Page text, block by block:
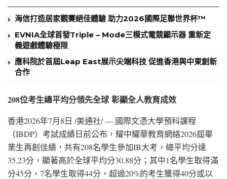
海信打造居家觀賽絕佳體驗 助力2026國際足聯世界杯™
EVNIA全球首發Triple – Mode三模式電競顯示器 重新定
義遊戲體驗極限
應科院於首屆Leap East展示尖端科技 促進香港與中東創新
合作
208位考生總平均分領先全球 彰顯全人教育成效
香港2026年7月8日 /美通社/ — 國際文憑大學預科課程
（IBDP）考試成績日前公布，耀中耀華教育網絡2026屆畢
業生再創佳績，共有208名學生參加IB大考，總平均分達
35.23分，顯著高於全球平均分30.88分；其中1名學生取得滿
分45分，7名學生取得44分，超過20%的考生獲得40分或以